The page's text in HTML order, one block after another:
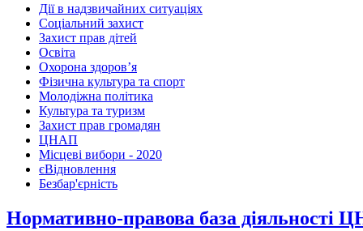
Дії в надзвичайних ситуаціях
Соціальний захист
Захист прав дітей
Освіта
Охорона здоров’я
Фізична культура та спорт
Молодіжна політика
Культура та туризм
Захист прав громадян
ЦНАП
Місцеві вибори - 2020
єВідновлення
Безбар'єрність
Нормативно-правова база діяльності